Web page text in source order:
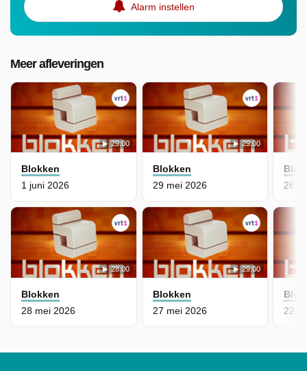
Alarm instellen
Meer afleveringen
29:00
Blokken
1 juni 2026
29:00
Blokken
29 mei 2026
28:00
Blokken
28 mei 2026
29:00
Blokken
27 mei 2026
26
22